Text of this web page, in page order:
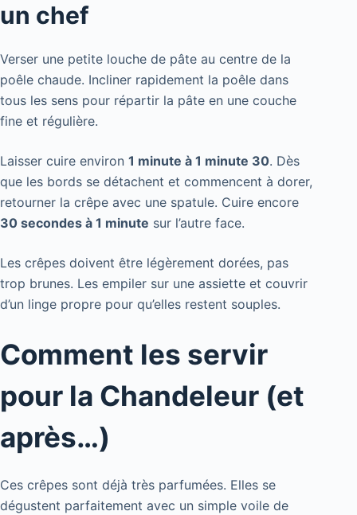
un chef
Verser une petite louche de pâte au centre de la
poêle chaude. Incliner rapidement la poêle dans
tous les sens pour répartir la pâte en une couche
fine et régulière.
Laisser cuire environ 1 minute à 1 minute 30. Dès
que les bords se détachent et commencent à dorer,
retourner la crêpe avec une spatule. Cuire encore
30 secondes à 1 minute sur l’autre face.
Les crêpes doivent être légèrement dorées, pas
trop brunes. Les empiler sur une assiette et couvrir
d’un linge propre pour qu’elles restent souples.
Comment les servir
pour la Chandeleur (et
après…)
Ces crêpes sont déjà très parfumées. Elles se
dégustent parfaitement avec un simple voile de